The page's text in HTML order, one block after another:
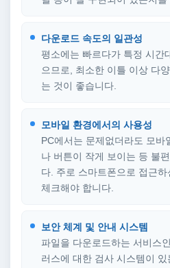
다운로드 속도의 일관성
평소에는 빠르다가 특정 시간
으므로, 최소한 이틀 이상 다
는 것이 좋습니다.
모바일 환경에서의 사용성
PC에서는 문제없더라도 모바
나 버튼이 작게 보이는 등 불
다. 주로 스마트폰으로 접근
체크해야 합니다.
보안 체계 및 안내 시스템
파일을 다운로드하는 서비스
러스에 대한 검사 시스템이